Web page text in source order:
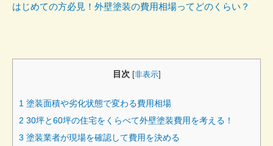
はじめての方必見！外壁塗装の費用相場ってどのくらい？
目次 [非表示]
1 塗装面積や劣化状態で変わる費用相場
2 30坪と60坪の住宅をくらべて外壁塗装費用を考える！
3 塗装業者が現場を確認して費用を決める